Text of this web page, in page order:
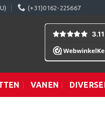
(+31)0162-225667
VANEN